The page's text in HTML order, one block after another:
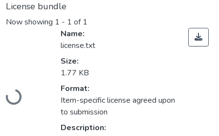
License bundle
Now showing 1 - 1 of 1
Loading...
Name:
license.txt
Size:
1.77 KB
Format:
Item-specific license agreed upon
to submission
Description: